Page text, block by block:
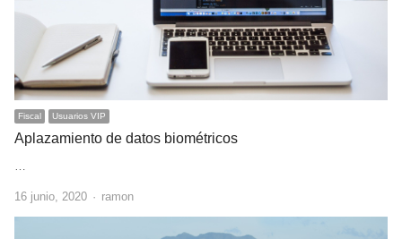
Fiscal Usuarios VIP
Aplazamiento de datos biométricos
…
16 junio, 2020 Author
ramon